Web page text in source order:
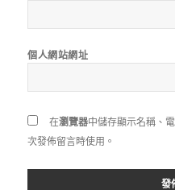
個人網站網址
在瀏覽器中儲存顯示名稱、
次發佈留言時使用。